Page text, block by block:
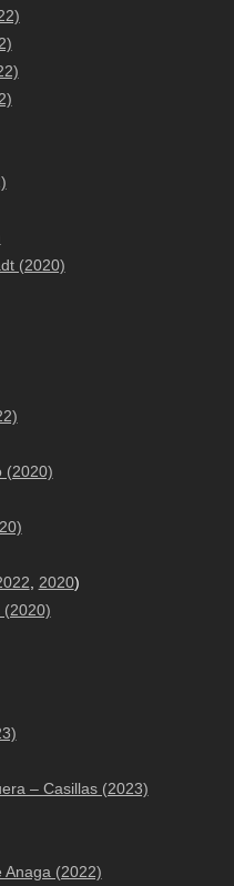
(2020)
(2020)
2020)
(2020)
– Casillas (2023)
Anaga (2022)